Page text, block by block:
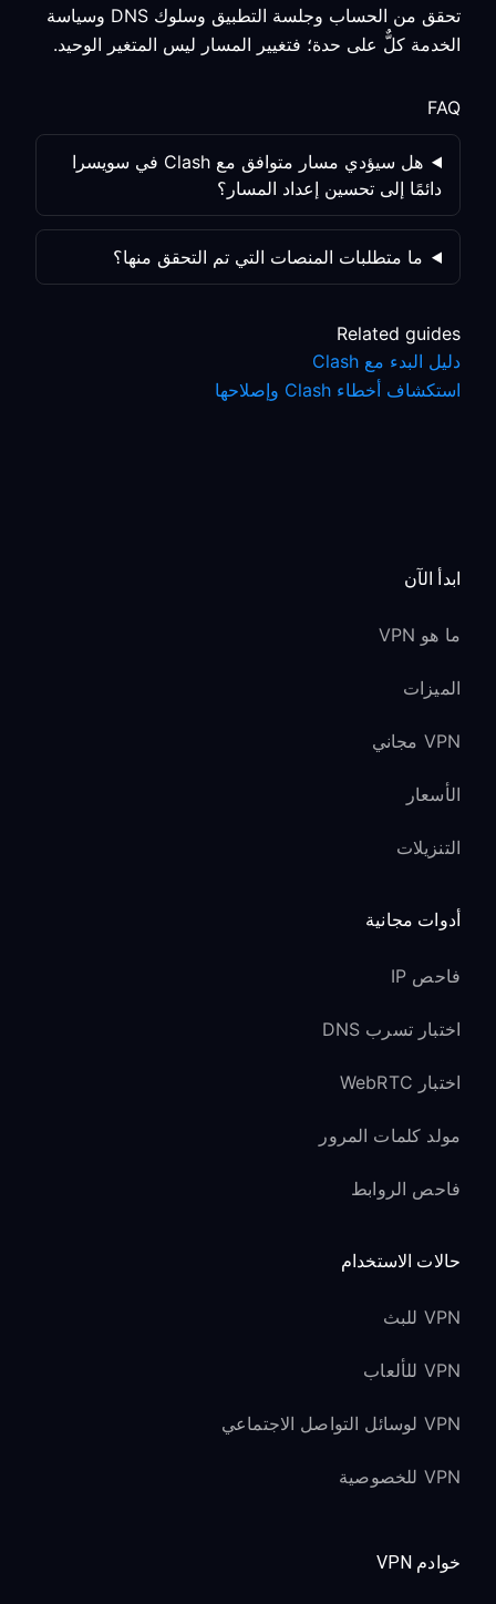
تحقق من الحساب وجلسة التطبيق وسلوك DNS وسياسة
الخدمة كلٌّ على حدة؛ فتغيير المسار ليس المتغير الوحيد.
FAQ
هل سيؤدي مسار متوافق مع Clash في سويسرا
دائمًا إلى تحسين إعداد المسار؟
ما متطلبات المنصات التي تم التحقق منها؟
Related guides
دليل البدء مع Clash
استكشاف أخطاء Clash وإصلاحها
ابدأ الآن
ما هو VPN
الميزات
VPN مجاني
الأسعار
التنزيلات
أدوات مجانية
فاحص IP
اختبار تسرب DNS
اختبار WebRTC
مولد كلمات المرور
فاحص الروابط
حالات الاستخدام
VPN للبث
VPN للألعاب
VPN لوسائل التواصل الاجتماعي
VPN للخصوصية
خوادم VPN